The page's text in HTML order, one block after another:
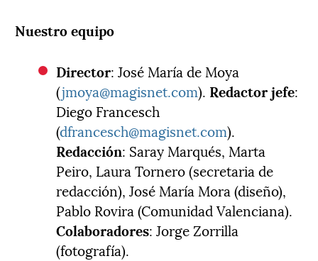
Nuestro equipo
Director: José María de Moya
(jmoya@magisnet.com). Redactor jefe:
Diego Francesch
(dfrancesch@magisnet.com).
Redacción: Saray Marqués, Marta
Peiro, Laura Tornero (secretaria de
redacción), José María Mora (diseño),
Pablo Rovira (Comunidad Valenciana).
Colaboradores: Jorge Zorrilla
(fotografía).